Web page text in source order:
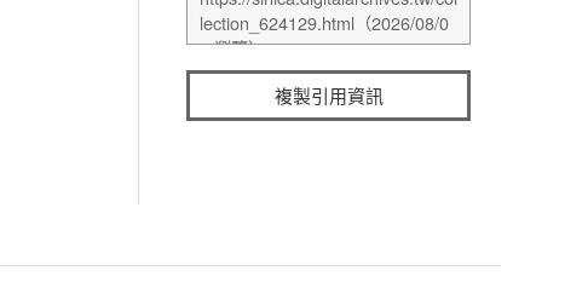
複製引用資訊